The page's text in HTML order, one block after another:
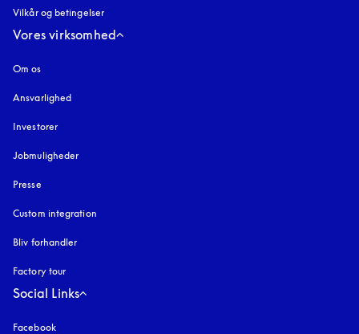
Vilkår og betingelser
Vores virksomhed
Om os
Ansvarlighed
Investorer
Jobmuligheder
Presse
Custom integration
Bliv forhandler
Factory tour
Social Links
Facebook